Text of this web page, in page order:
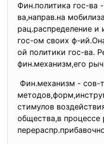
Фин.политика гос-ва
ва,направ.на
рац.распределение и
гос-ом своих ф-
ой политики гос-ва.
фин.механизм,его
Фин.механизм - сов-
стимулов
общества,в процессе